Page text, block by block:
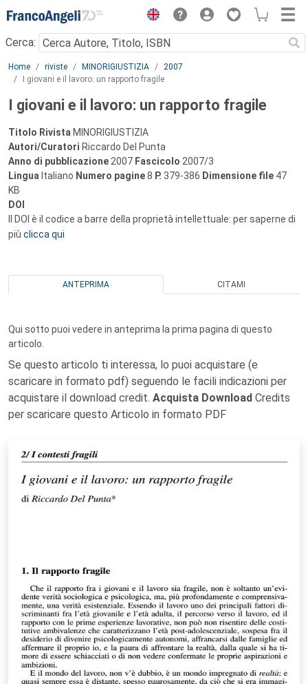
Menu
Cerca:
Main content
Home riviste MINORIGIUSTIZIA
2007
I giovani e il lavoro: un rapporto fragile
I giovani e il lavoro: un rapporto fragile
Titolo Rivista MINORIGIUSTIZIA
Autori/Curatori Riccardo Del Punta
Anno di pubblicazione 2007 Fascicolo 2007/3
Lingua Italiano Numero pagine8 P. 379-386 Dimensione file 47
KB
DOI
Il DOI è il codice a barre della proprietà intellettuale: per saperne di
più clicca qui
ANTEPRIMA CITAMI
Qui sotto puoi vedere in anteprima la prima pagina di questo
articolo.
Se questo articolo ti interessa, lo puoi acquistare (e
scaricare in formato pdf) seguendo le facili indicazioni per
acquistare il download credit. Acquista Download Credits
per scaricare questo Articolo in formato PDF